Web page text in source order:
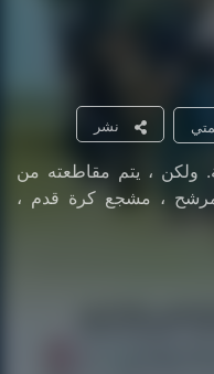
نشر
، يتم مقاطعته من
، مشجع كرة قدم ،